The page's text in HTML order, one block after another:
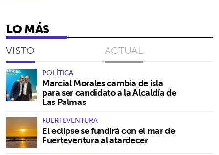
LO MÁS
VISTO ACTUAL
POLÍTICA
Marcial Morales cambia de isla
para ser candidato a la Alcaldía de
Las Palmas
FUERTEVENTURA
El eclipse se fundirá con el mar de
Fuerteventura al atardecer